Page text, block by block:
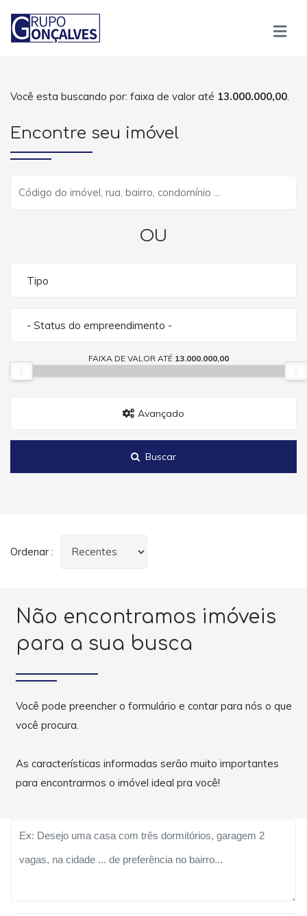
Você esta buscando por: faixa de valor até 13.000.000,00.
Encontre seu imóvel
OU
Tipo
- Status do empreendimento -
FAIXA DE VALOR ATÉ 13.000.000,00
Avançado
Buscar
Ordenar :
Não encontramos imóveis
para a sua busca
Você pode preencher o formulário e contar para nós o que
você procura.
As características informadas serão muito importantes
para encontrarmos o imóvel ideal pra você!